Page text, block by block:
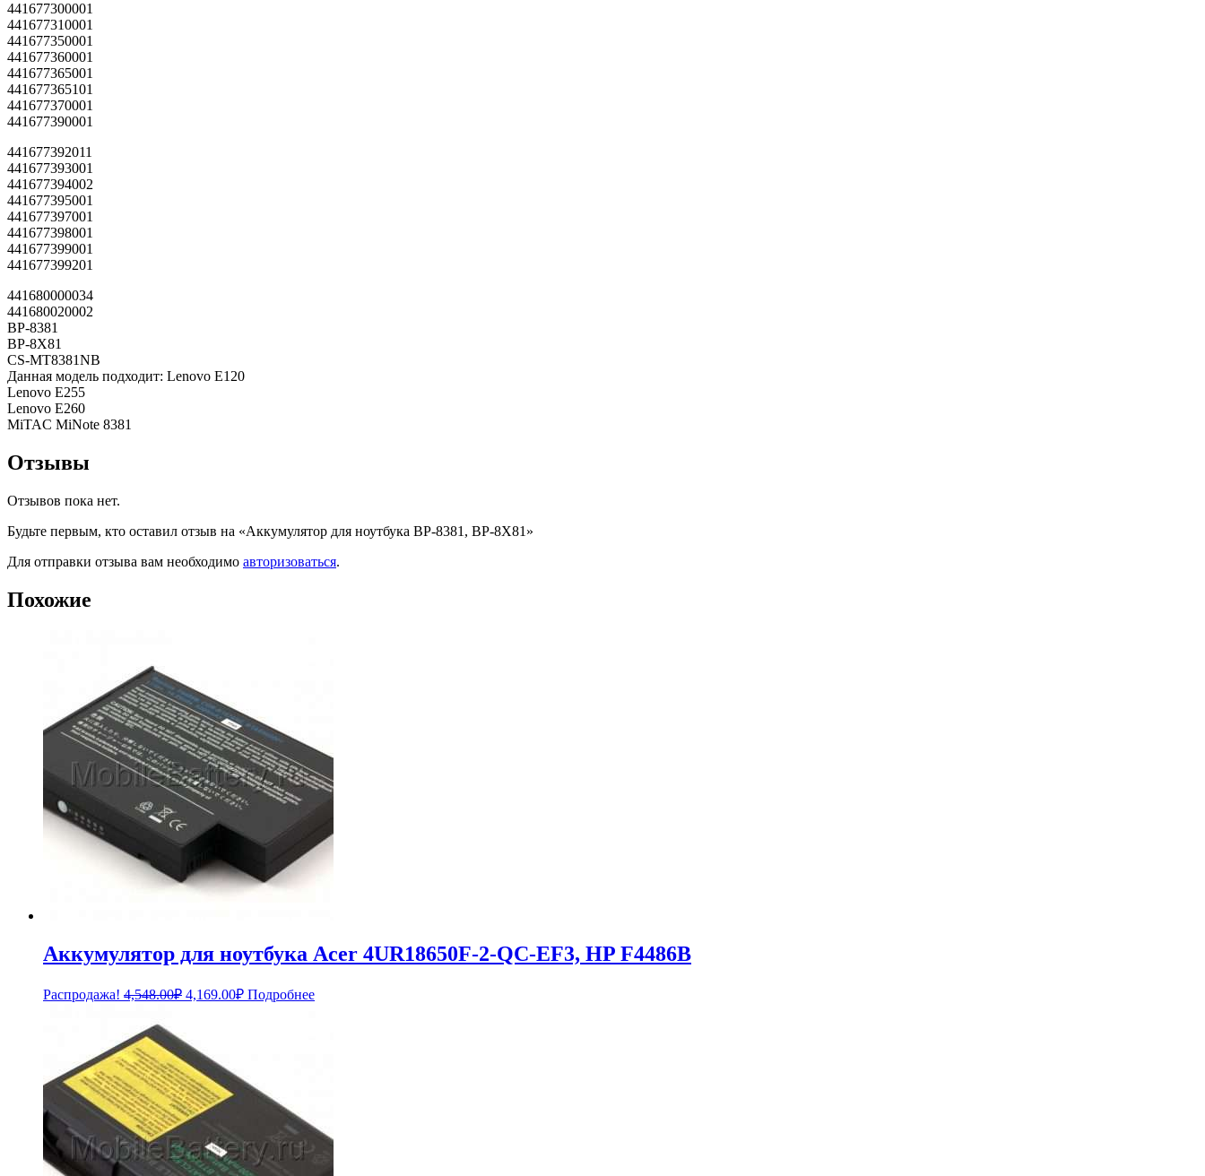
441677300001
441677310001
441677350001
441677360001
441677365001
441677365101
441677370001
441677390001
441677392011
441677393001
441677394002
441677395001
441677397001
441677398001
441677399001
441677399201
441680000034
441680020002
BP-8381
BP-8X81
CS-MT8381NB
Данная модель подходит: Lenovo E120
Lenovo E255
Lenovo E260
MiTAC MiNote 8381
Отзывы
Отзывов пока нет.
Будьте первым, кто оставил отзыв на «Аккумулятор для ноутбука BP-8381, BP-8X81»
Для отправки отзыва вам необходимо авторизоваться.
Похожие
Аккумулятор для ноутбука Acer 4UR18650F-2-QC-EF3, HP F4486B
Распродажа! 4,548.00₽ Первоначальная
4,548.00₽.
4,169.00₽Текущая
цена:
Подробнее